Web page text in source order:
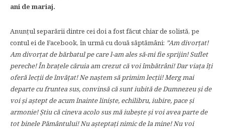
ani de mariaj.
Anunțul separării dintre cei doi a fost făcut chiar de solistă, pe
contul ei de Facebook, în urmă cu două săptămâni: ”Am divorțat!
Am divorțat de bărbatul pe care l-am ales să-mi fie sprijin! Suflet
pereche! În brațele căruia am crezut că voi îmbătrâni! Dar viața îți
oferă lecții de învățat! Ne naștem să primim lecții! Merg mai
departe cu fruntea sus, convinsă că sunt iubită de Dumnezeu și de
voi și aștept de acum înainte liniște, echilibru, iubire, pace și
armonie! Știu că cineva acolo sus mă iubește și voi avea parte de
tot binele Pământului! Nu așteptați nimic de la mine! Nu voi